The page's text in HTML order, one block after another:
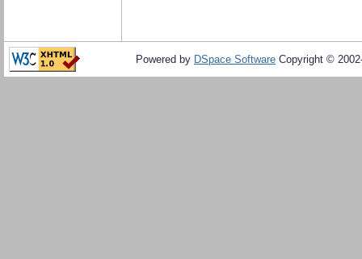
Powered by DSpace Software Copyright ©